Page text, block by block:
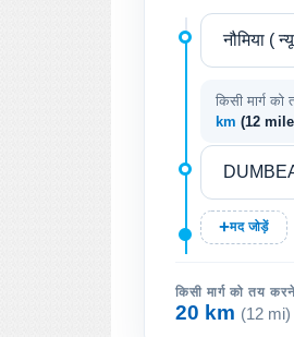
किसी मार्ग
km (12
मद जोड़ें
किसी मार्ग को तय
20 km (12 mi)